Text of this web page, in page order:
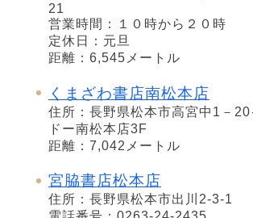
21
営業時間：１０時から２０時
定休日：元旦
距離：6,545メートル
くまざわ書店南松本店
住所：長野県松本市高宮中1－20
ドー南松本店3F
距離：7,042メートル
宮脇書店松本店
住所：長野県松本市出川2-3-1